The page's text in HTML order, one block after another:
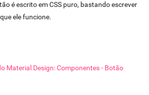
é escrito em CSS puro, bastando escrever
ele funcione.
Material Design: Componentes - Botão